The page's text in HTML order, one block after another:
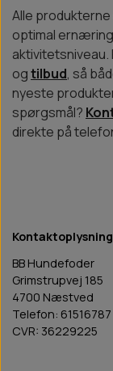
Alle
optimal
aktivitetsniveau.
ogtilbud, så
nyeste
spørgsmål?
direkte på
BB Hundefoder
Grimstrupvej 185
4700 Næstved
Telefon: 61516787
CVR: 36229225